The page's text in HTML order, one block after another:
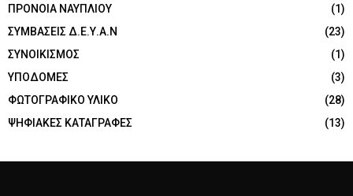
ΠΡΟΝΟΙΑ ΝΑΥΠΛΙΟΥ
(1)
ΣΥΜΒΑΣΕΙΣ Δ.Ε.Υ.Α.Ν
(23)
ΣΥΝΟΙΚΙΣΜΟΣ
(1)
ΥΠΟΔΟΜΕΣ
(3)
ΦΩΤΟΓΡΑΦΙΚΟ ΥΛΙΚΟ
(28)
ΨΗΦΙΑΚΕΣ ΚΑΤΑΓΡΑΦΕΣ
(13)